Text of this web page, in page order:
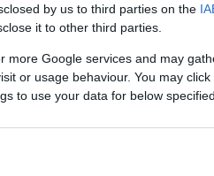
by us to third parties on the
it to other third parties.
more Google services and may
or usage behaviour. You may
to use your data for below
15, 2022